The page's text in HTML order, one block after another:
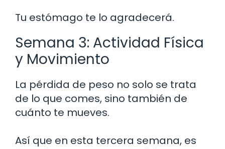
Tu estómago te lo agradecerá.
Semana 3: Actividad Física
y Movimiento
La pérdida de peso no solo se trata
de lo que comes, sino también de
cuánto te mueves.
Así que en esta tercera semana, es